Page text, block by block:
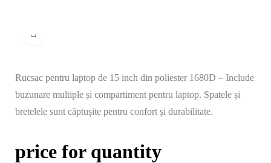
price for quantity
Rucsac pentru laptop de 15 inch din poliester 1680D – Include
buzunare multiple și compartiment pentru laptop. Spatele și
bretelele sunt căptușite pentru confort și durabilitate.